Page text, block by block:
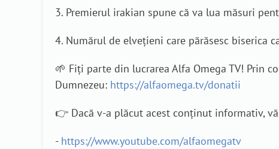
3. Premierul irakian spune că va lua măsuri
4. Numărul de elvețieni care părăsesc biserica
🌱 Fiți parte din lucrarea Alfa Omega TV! Prin
Dumnezeu: https://alfaomega.tv/donatii
👉 Dacă v-a plăcut acest conținut informativ,
- https://www.youtube.com/alfaomegatv